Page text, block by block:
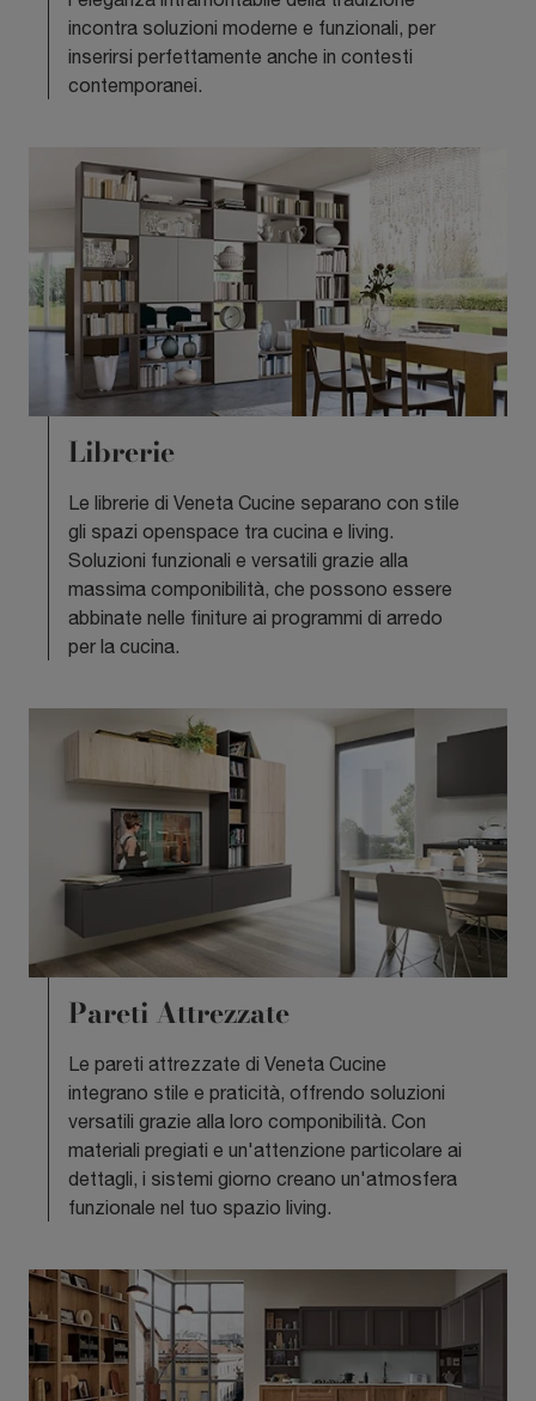
Pareti Attrezzate
Le pareti attrezzate di Veneta Cucine
integrano stile e praticità, offrendo soluzioni
versatili grazie alla loro componibilità. Con
materiali pregiati e un'attenzione particolare ai
dettagli, i sistemi giorno creano un'atmosfera
funzionale nel tuo spazio living.
incontra soluzioni moderne e funzionali, per
inserirsi perfettamente anche in contesti
contemporanei.
Librerie
Le librerie di Veneta Cucine separano con stile
gli spazi openspace tra cucina e living.
Soluzioni funzionali e versatili grazie alla
massima componibilità, che possono essere
abbinate nelle finiture ai programmi di arredo
per la cucina.